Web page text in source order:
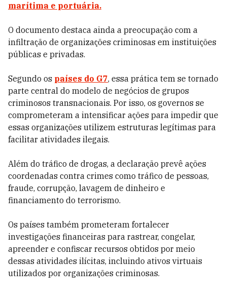
marítima e portuária.
O documento destaca ainda a preocupação com a
infiltração de organizações criminosas em instituições
públicas e privadas.
Segundo os países do G7, essa prática tem se tornado
parte central do modelo de negócios de grupos
criminosos transnacionais. Por isso, os governos se
comprometeram a intensificar ações para impedir que
essas organizações utilizem estruturas legítimas para
facilitar atividades ilegais.
Além do tráfico de drogas, a declaração prevê ações
coordenadas contra crimes como tráfico de pessoas,
fraude, corrupção, lavagem de dinheiro e
financiamento do terrorismo.
Os países também prometeram fortalecer
investigações financeiras para rastrear, congelar,
apreender e confiscar recursos obtidos por meio
dessas atividades ilícitas, incluindo ativos virtuais
utilizados por organizações criminosas.